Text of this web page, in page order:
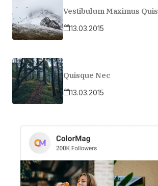
Vestibulum Maximus Quis
13.03.2015
Quisque Nec
13.03.2015